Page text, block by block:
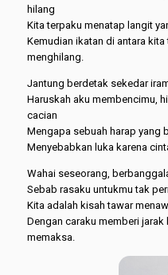
hilang
Kita terpaku menatap langit
Kemudian ikatan di antara
menghilang.
Jantung berdetak sekedar
Haruskah aku membencimu,
cacian
Mengapa sebuah harap yang
Menyebabkan luka karena
Wahai seseorang,
Sebab rasaku untukmu tak
Kita adalah kisah tawar
Dengan caraku memberi jarak
memaksa.